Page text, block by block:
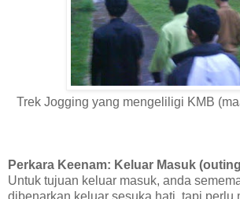
Trek Jogging yang mengeliligi KMB
Perkara Keenam: Keluar Masuk
Untuk tujuan keluar masuk, anda
dibenarkan keluar sesuka hati, tapi perlu